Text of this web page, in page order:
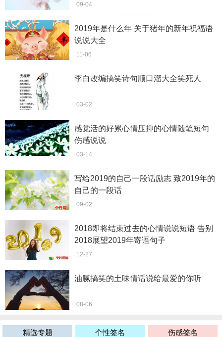
09-04
2019年是什么年 关于猪年的新年祝福语
说说大全
11-06
李白改编搞笑诗句顺口溜大全笑死人
03-02
感觉活的好累心情压抑的心情随笔短句
伤感说说
03-14
写给2019的自己一段话励志 致2019年的
自己的一段话
09-02
2018即将结束过去的心情说说短语 告别
2018展望2019年寄语句子
12-27
油腻搞笑的土味情话说给最爱的你听
08-06
精选专题 个性签名 伤感签名